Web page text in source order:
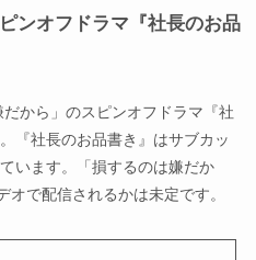
ンオフドラマ『社長のお品
から」のスピンオフドラマ『社
『社長のお品書き』はサブカッ
います。「損するのは嫌だか
で配信されるかは未定です。